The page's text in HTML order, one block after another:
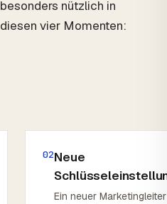
besonders nützlich in
diesen vier Momenten:
02Neue
Ein neuer Marketingleiter